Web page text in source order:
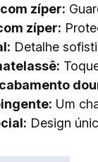
zíper:
zíper:
Detalhe
Um
Design